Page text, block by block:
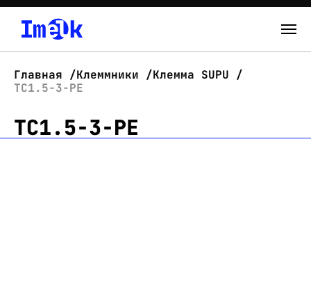
Новости
Главная Клеммники
Клемма SUPU
TC1.5-3-PE
TC1.5-3-PE